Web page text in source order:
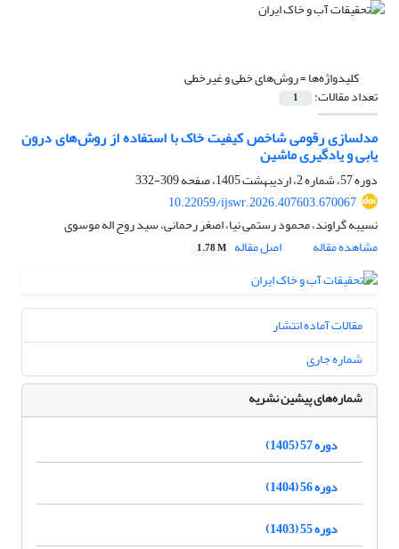
کلیدواژه‌ها =روش‌های خطی و غیر‌خطی
تعداد مقالات: 1
مدلسازی رقومی شاخص کیفیت خاک با استفاده از روش‌های درون
یابی و یادگیری ماشین
دوره 57، شماره 2، اردیبهشت 1405، صفحه
309-332
10.22059/ijswr.2026.407603.670067
نسیبه گراوند، محمود رستمی نیا، اصغر رحمانی، سید روح اله موسوی
مشاهده مقاله
اصل مقاله 1.78 M
مقالات آماده انتشار
شماره جاری
شماره‌های پیشین نشریه
دوره 57 (1405)
دوره 56 (1404)
دوره 55 (1403)